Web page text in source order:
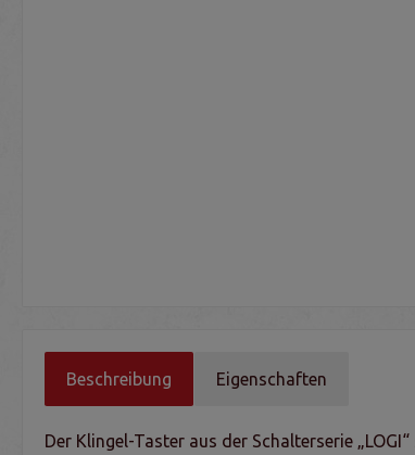
Beschreibung Eigenschaften
Der Klingel-Taster aus der Schalterserie